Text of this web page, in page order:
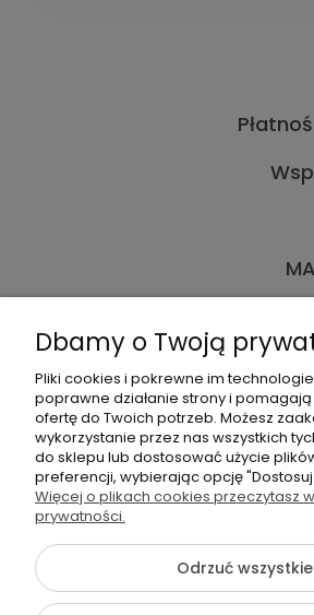
+48 570 367
Dbamy o Twoją
Pliki cookies i pokrewne im
poprawne działanie strony i
ofertę do Twoich potrzeb. Możesz
wykorzystanie przez nas wszystkich
do sklepu lub dostosować użycie
preferencji, wybierając opcję
Więcej o plikach cookies przeczytasz
prywatności.
Odrzuć wszystkie